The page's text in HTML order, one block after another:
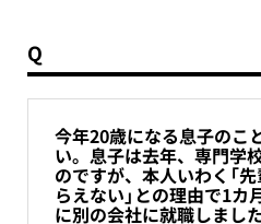
Q
今年20歳になる息子のこ
い。息子は去年、専門学
のですが、本人いわく「
らえない」との理由で1カ
に別の会社に就職しまし